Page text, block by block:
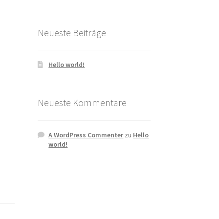
Neueste Beiträge
Hello world!
Neueste Kommentare
A WordPress Commenterzu Hello
world!